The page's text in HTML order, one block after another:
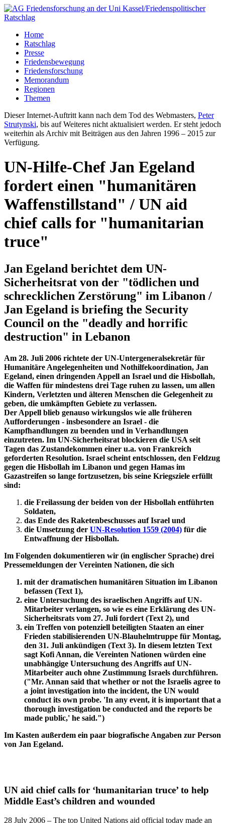
Home
Ratschlag
Presse
Friedensbewegung
Friedensforschung
Memorandum
Regionen
Themen
Dieser Internet-Auftritt kann nach dem Tod des Webmasters, Peter
Strutynski, bis auf Weiteres nicht aktualisiert werden. Er steht jedoch
weiterhin als Archiv mit Beiträgen aus den Jahren 1996 – 2015 zur
Verfügung.
UN-Hilfe-Chef Jan Egeland
fordert einen "humanitären
Waffenstillstand" / UN aid
chief calls for "humanitarian
truce"
Jan Egeland berichtet dem UN-
Sicherheitsrat von der "tödlichen und
schrecklichen Zerstörung" im Libanon /
Jan Egeland is briefing the Security
Council on the "deadly and horrific
destruction" in Lebanon
Am 28. Juli 2006 richtete der UN-Untergeneralsekretär für
Humanitäre Angelegenheiten und Nothilfekoordination, Jan
Egeland, einen dringenden Appell an Israel und die Hisbollah,
die Waffen für mindestens drei Tage ruhen zu lassen, um allen
Kindern, Verletzten und älteren Menschen die Gelegenheit zu
geben, die umkämpften Gebiete zu verlassen.
Der Appell blieb genauso wirkungslos wie alle früheren
Aufforderungen - insbesondere an Israel - die
Kampfhandlungen zu beenden und in Verhandlungen
einzutreten. Im UN-Sicherheitsrat blockieren die USA seit
Tagen das Zustandekommen einer u.a. von Frankreich
geforderten Resolution. Israel scheint entschlossen, den Feldzug
gegen die Hisbollah im Libanon und gegen Hamas im
Gazastreifen so lange fortzusetzen, bis seine Kriegsziele erfüllt
sind:
die Freilassung der beiden von der Hisbollah entführten
Soldaten,
das Ende des Raketenbeschusses auf Israel und
die Umsetzung der UN-Resolution 1559 (2004) für die
Entwaffnung der Hisbollah.
Im Folgenden dokumentieren wir (in englischer Sprache) drei
Pressemeldungen der Vereinten Nationen, die sich
mit der dramatischen humanitären Situation im Libanon
befassen (Text 1),
eine Untersuchung des israelischen Angriffs auf UN-
Mitarbeiter verlangen, so wie es eine Erklärung des UN-
Sicherheitsrats vom 27. Juli fordert (Text 2), und
ein Treffen von potenziell beteiligten Staaten an einer
Frieden stabilisierenden UN-Blauhelmtruppe für Montag,
den 31. Juli ankündigen (Text 3). In diesem letzten Text
sagt Kofi Annan, die Vereinten Nationen würden eine
unabhängige Untersuchung des Angriffs auf UN-
Mitarbeiter auch ohne Zustimmung Israels durchführen.
("Mr. Annan said that whether or not the Israelis agree to
a joint investigation into the incident, the UN would
conduct its own probe. 'In any event, it is important that a
thorough investigation be conducted and the reports be
made public,' he said.")
Im Kasten außerdem ein paar biografische Angaben zur Person
von Jan Egeland.
UN aid chief calls for ‘humanitarian truce’ to help
Middle East’s children and wounded
28 July 2006 – The top United Nations aid official today made an